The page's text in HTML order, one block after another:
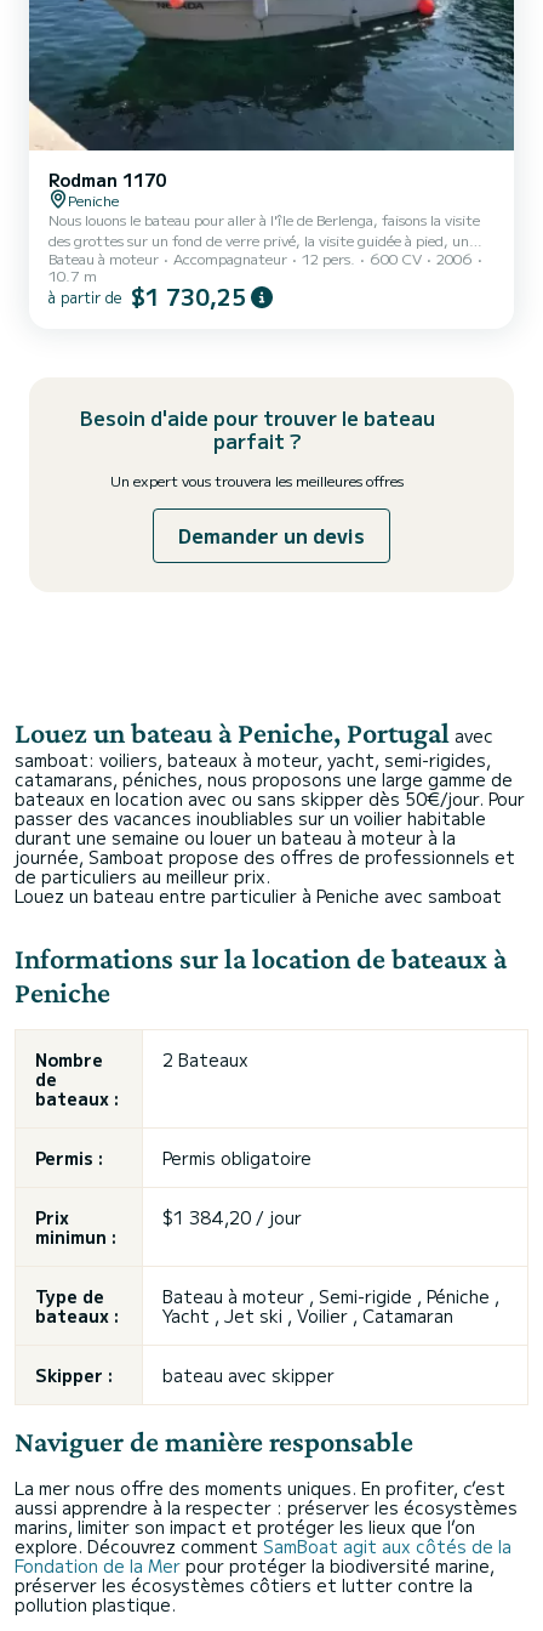
Rodman 1170
Peniche
Nous louons le bateau pour aller à l'île de Berlenga, faisons la visite
des grottes sur un fond de verre privé, la visite guidée à pied, un
aller-retour aux îles Estelas sur le yacht sportif, incluons le kit de
plongée en apnée et la combinaison que les clients peuvent faire
eux-mêmes. Le voyage dépend toujours des conditions de la mer. Ne
Bateau à moteur Accompagnateur 12 pers. 600 CV
2006
10.7 m
à partir de $1 730,25
Besoin d'aide pour trouver le bateau
parfait ?
Un expert vous trouvera les meilleures offres
Demander un devis
Louez un bateau à Peniche, Portugal avec
samboat: voiliers, bateaux à moteur, yacht, semi-rigides,
catamarans, péniches, nous proposons une large gamme de
bateaux en location avec ou sans skipper dès 50€/jour. Pour
passer des vacances inoubliables sur un voilier habitable
durant une semaine ou louer un bateau à moteur à la
journée, Samboat propose des offres de professionnels et
de particuliers au meilleur prix.
Louez un bateau entre particulier à Peniche avec samboat
Informations sur la location de bateaux à
Peniche
Nombre
de
bateaux :
2 Bateaux
Permis : Permis obligatoire
Prix
minimun :
$1 384,20 / jour
Type de
bateaux :
Bateau à moteur , Semi-rigide , Péniche ,
Yacht , Jet ski , Voilier , Catamaran
Skipper : bateau avec skipper
Naviguer de manière responsable
La mer nous offre des moments uniques. En profiter, c’est
aussi apprendre à la respecter : préserver les écosystèmes
marins, limiter son impact et protéger les lieux que l’on
explore. Découvrez comment SamBoat agit aux côtés de la
Fondation de la Mer pour protéger la biodiversité marine,
préserver les écosystèmes côtiers et lutter contre la
pollution plastique.